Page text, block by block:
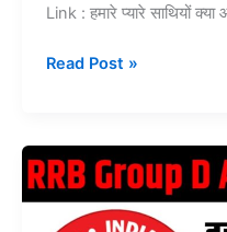
Link : हमारे प्यारे साथियों
Railway
D
Admit
Card
Download
Read Post »